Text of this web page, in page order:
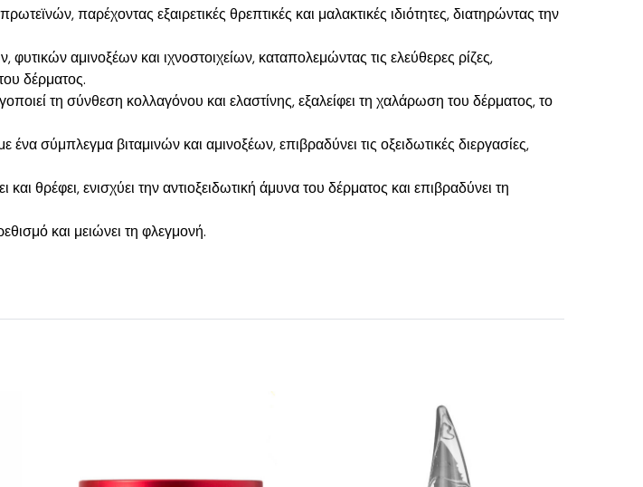
παρέχοντας εξαιρετικές θρεπτικές και μαλακτικές ιδιότητες, διατηρώντας την
φυτικών αμινοξέων και ιχνοστοιχείων, καταπολεμώντας τις ελεύθερες ρίζες,
δέρματος.
τη σύνθεση κολλαγόνου και ελαστίνης, εξαλείφει τη χαλάρωση του δέρματος, το
ένα σύμπλεγμα βιταμινών και αμινοξέων, επιβραδύνει τις οξειδωτικές διεργασίες,
θρέφει, ενισχύει την αντιοξειδωτική άμυνα του δέρματος και επιβραδύνει τη
και μειώνει τη φλεγμονή.